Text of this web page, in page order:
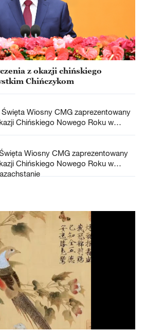
z okazji chińskiego
Chińczykom
Wiosny CMG zaprezentowany
Chińskiego Nowego Roku w
Wiosny CMG zaprezentowany
Chińskiego Nowego Roku w